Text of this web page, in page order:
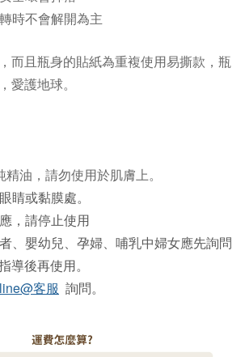
時不會解開為主
而且瓶身的貼紙為重複使用易撕款，瓶
愛護地球。
油，請勿使用於肌膚上。
睛或黏膜處。
， 請停止使用
、嬰幼兒、孕婦、哺乳中婦女應先詢問
導後再使用。
line@客服 詢問。